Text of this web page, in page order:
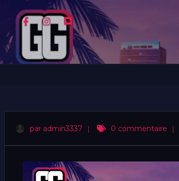
par admin3337 | 0 commentaire |